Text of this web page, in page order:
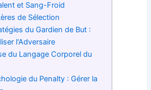
et Sang-Froid
de Sélection
du Gardien de But :
l'Adversaire
du Langage Corporel du
du Penalty : Gérer la